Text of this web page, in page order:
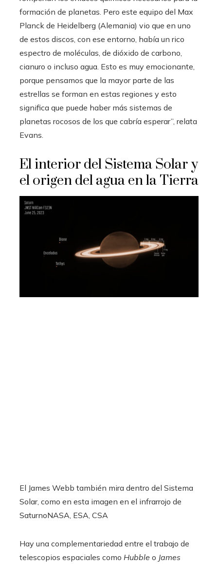
formación de planetas. Pero este equipo del Max
Planck de Heidelberg (Alemania) vio que en uno
de estos discos, con ese entorno, había un rico
espectro de moléculas, de dióxido de carbono,
cianuro o incluso agua. Esto es muy emocionante,
porque pensamos que la mayor parte de las
estrellas se forman en estas regiones y esto
significa que puede haber más sistemas de
planetas rocosos de los que cabría esperar”, relata
Evans.
El interior del Sistema Solar y
el origen del agua en la Tierra
El James Webb también mira dentro del Sistema
Solar, como en esta imagen en el infrarrojo de
SaturnoNASA, ESA, CSA
Hay una complementariedad entre el trabajo de
telescopios espaciales como Hubble o James